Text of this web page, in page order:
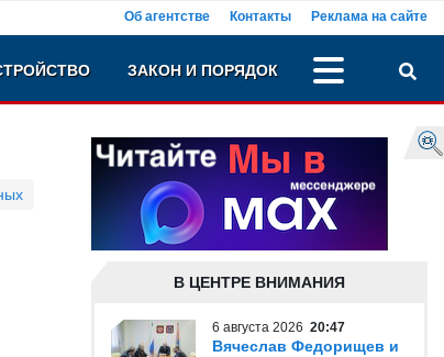
Об агентстве Контакты Реклама на сайте
ЗАКОН И ПОРЯДОК
В ЦЕНТРЕ ВНИМАНИЯ
6 августа 2026 20:47
Вячеслав Федорищев и